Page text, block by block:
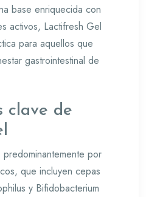
base enriquecida con
activos, Lactifresh Gel
para aquellos que
gastrointestinal de
clave de
por
que incluyen cepas
y Bifidobacterium